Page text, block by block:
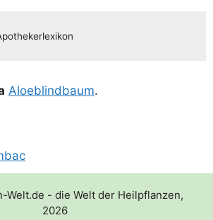
Aloeblind­baum.
Welt.de - die Welt der Heilpflanzen,
2026